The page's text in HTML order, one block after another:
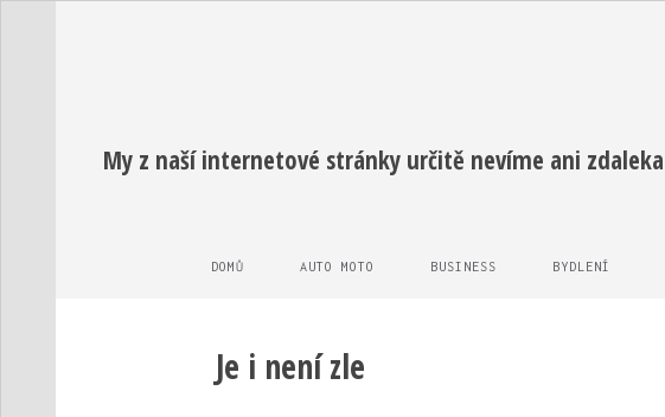
My z naší internetové stránky určitě nevíme ani
DOMŮ AUTO MOTO BUSINESS BYDLENÍ
Je i není zle